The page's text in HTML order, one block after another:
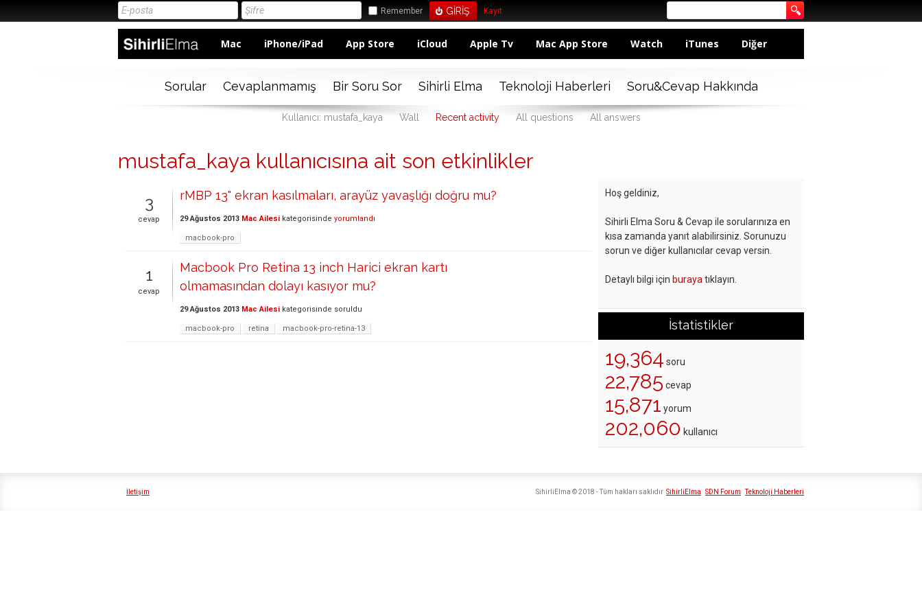
Remember Kayıt
Mac iPhone/iPad App Store iCloud Apple Tv Mac App Store Watch iTunes Diğer
Sorular Cevaplanmamış Bir Soru Sor Sihirli Elma Teknoloji Haberleri Soru&Cevap Hakkında
Kullanıcı: mustafa_kaya Wall Recent activity All questions All answers
mustafa_kaya kullanıcısına ait son etkinlikler
3
cevap
rMBP 13" ekran kasılmaları, arayüz yavaşlığı doğru mu?
29 Ağustos 2013 Mac Ailesi kategorisinde yorumlandı
macbook-pro
1
cevap
Macbook Pro Retina 13 inch Harici ekran kartı
olmamasından dolayı kasıyor mu?
29 Ağustos 2013 Mac Ailesi kategorisinde soruldu
macbook-pro retina macbook-pro-retina-13
Hoş geldiniz,
Sihirli Elma Soru & Cevap ile sorularınıza en
kısa zamanda yanıt alabilirsiniz. Sorunuzu
sorun ve diğer kullanıcılar cevap versin.
Detaylı bilgi için buraya tıklayın.
İstatistikler
19,364 soru
22,785 cevap
15,871 yorum
202,060 kullanıcı
İletişim SihirliElma SDN Forum Teknoloji Haberleri
SihirliElma © 2018 - Tüm hakları saklıdır